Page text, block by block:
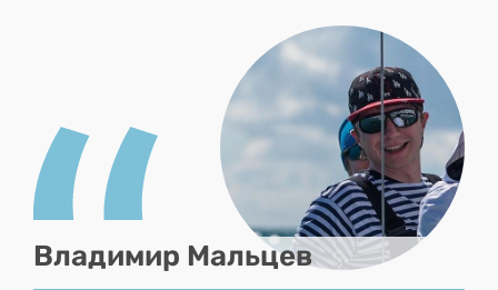
Владимир Мальцев